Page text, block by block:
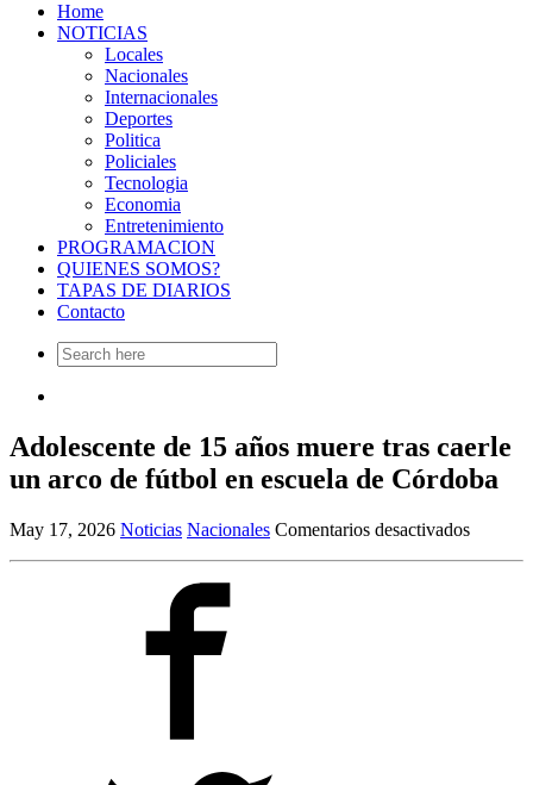
Home
NOTICIAS
Locales
Nacionales
Internacionales
Deportes
Politica
Policiales
Tecnologia
Economia
Entretenimiento
PROGRAMACION
QUIENES SOMOS?
TAPAS DE DIARIOS
Contacto
Search
for:
Adolescente de 15 años muere tras caerle
un arco de fútbol en escuela de Córdoba
May 17, 2026 Noticias Nacionales Comentarios desactivadosen